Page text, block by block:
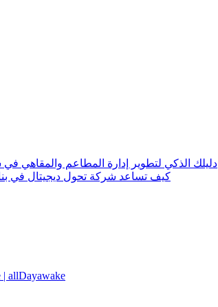
دليلك الذكي لتطوير إدارة المطاعم والمقاهي
كيف تساعد شركة تحول ديجيتال في
allDayawake